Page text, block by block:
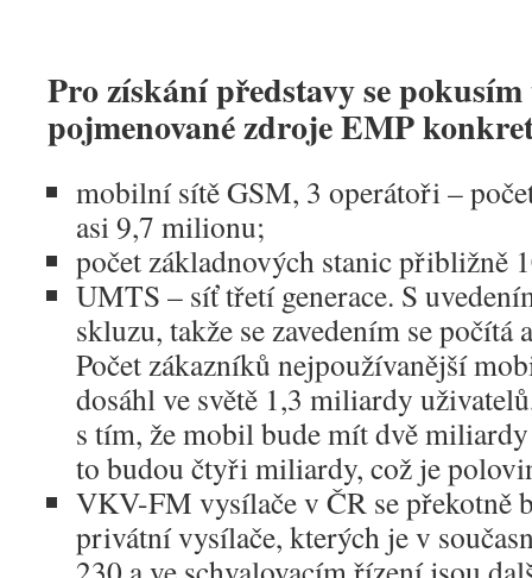
Pro získání představy se pokusím
pojmenované zdroje EMP
mobilní sítě GSM, 3 operátoři –
asi 9,7 milionu;
počet základnových stanic přibližně
UMTS – síť třetí generace. S
skluzu, takže se zavedením se počítá
Počet zákazníků nejpoužívanější
dosáhl ve světě 1,3 miliardy
s tím, že mobil bude mít dvě
to budou čtyři miliardy, což je
VKV-FM vysílače v ČR se překotně
privátní vysílače, kterých je v